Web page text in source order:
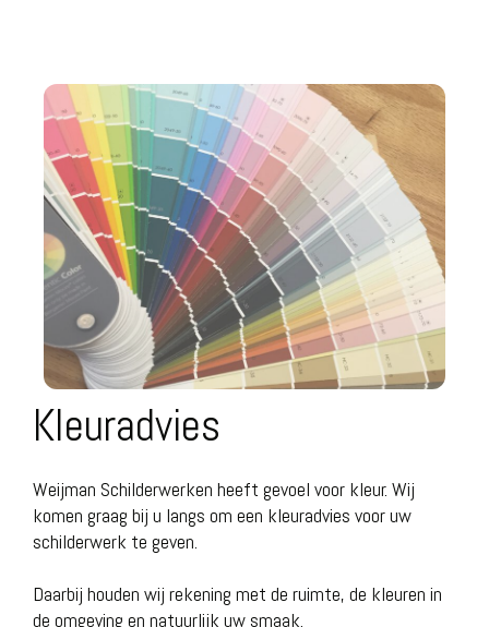
Kleuradvies
Weijman Schilderwerken heeft gevoel voor kleur. Wij
komen graag bij u langs om een kleuradvies voor uw
schilderwerk te geven.
Daarbij houden wij rekening met de ruimte, de kleuren in
de omgeving en natuurlijk uw smaak.